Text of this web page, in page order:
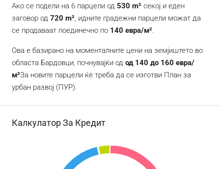
Ако се подели на 6 парцели од 530 m² секој и еден
заговор од 720 m², идните градежни парцели можат да
се продаваат поединечно по 140 евра/м².
Ова е базирано на моменталните цени на земјиштето во
областа Бардовци, почнувајќи од од 140 до 160 евра/
м²За новите парцели ќе треба да се изготви План за
урбан развој (ПУР).
Калкулатор За Кредит